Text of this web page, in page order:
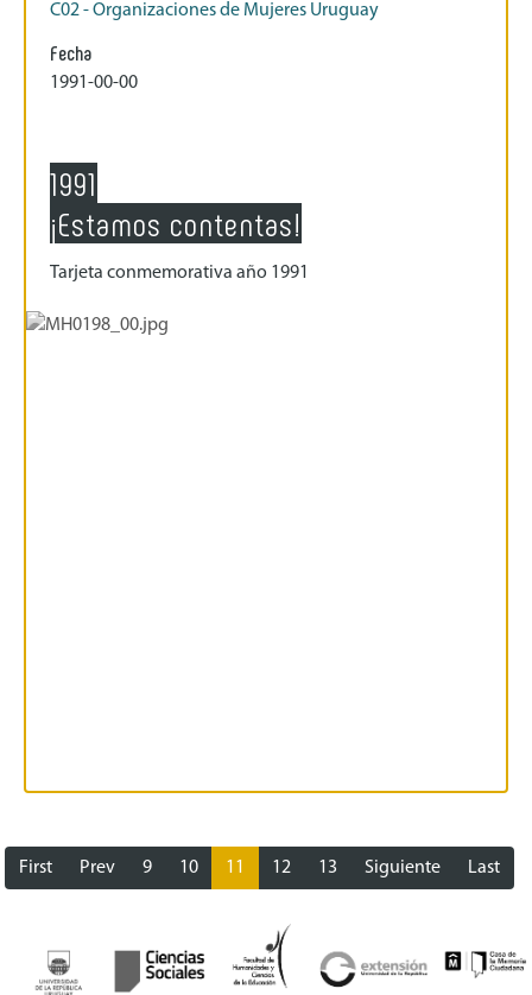
C02 - Organizaciones de Mujeres Uruguay
Fecha
1991-00-00
1991
¡Estamos contentas!
Tarjeta conmemorativa año 1991
First Prev 9 10 11 12 13 Siguiente Last